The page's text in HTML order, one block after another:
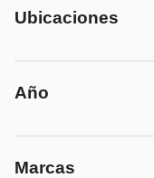
Ubicaciones
Año
Marcas